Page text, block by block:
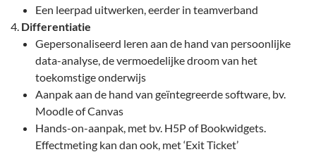
Een leerpad uitwerken, eerder in teamverband
Differentiatie
Gepersonaliseerd leren aan de hand van persoonlijke
data-analyse, de vermoedelijke droom van het
toekomstige onderwijs
Aanpak aan de hand van geïntegreerde software, bv.
Moodle of Canvas
Hands-on-aanpak, met bv. H5P of Bookwidgets.
Effectmeting kan dan ook, met ‘Exit Ticket’